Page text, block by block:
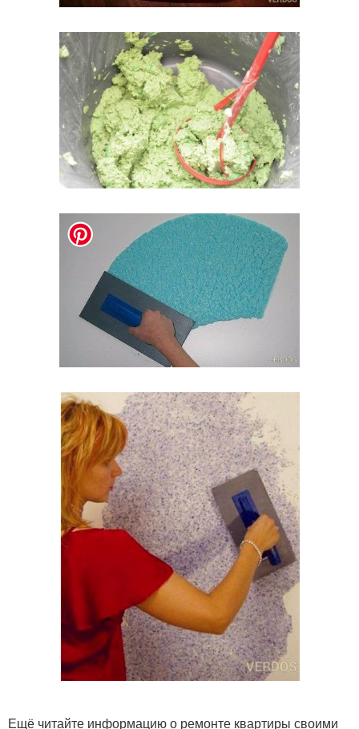
Ещё читайте информацию о ремонте квартиры своими